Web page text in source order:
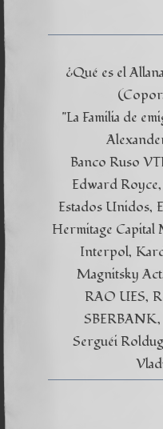
¿Qué es el
"La Familia de
Banco Ruso
Edward Royce
Estados Unidos
Hermitage Capital
Interpol
Magnitsky Act
RAO UES
SBERBANK
Serguéi